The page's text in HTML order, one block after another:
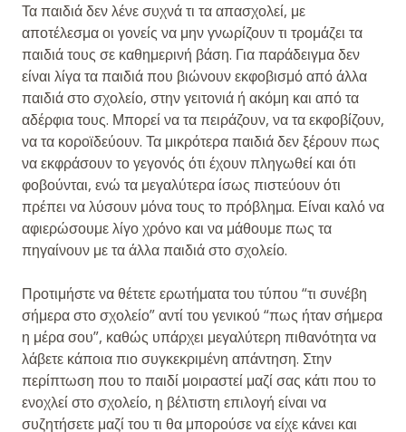
Τα παιδιά δεν λένε συχνά τι τα απασχολεί, με
αποτέλεσμα οι γονείς να μην γνωρίζουν τι τρομάζει τα
παιδιά τους σε καθημερινή βάση. Για παράδειγμα δεν
είναι λίγα τα παιδιά που βιώνουν εκφοβισμό από άλλα
παιδιά στο σχολείο, στην γειτονιά ή ακόμη και από τα
αδέρφια τους. Μπορεί να τα πειράζουν, να τα εκφοβίζουν,
να τα κοροϊδεύουν. Τα μικρότερα παιδιά δεν ξέρουν πως
να εκφράσουν το γεγονός ότι έχουν πληγωθεί και ότι
φοβούνται, ενώ τα μεγαλύτερα ίσως πιστεύουν ότι
πρέπει να λύσουν μόνα τους το πρόβλημα. Είναι καλό να
αφιερώσουμε λίγο χρόνο και να μάθουμε πως τα
πηγαίνουν με τα άλλα παιδιά στο σχολείο.
Προτιμήστε να θέτετε ερωτήματα του τύπου “τι συνέβη
σήμερα στο σχολείο” αντί του γενικού “πως ήταν σήμερα
η μέρα σου”, καθώς υπάρχει μεγαλύτερη πιθανότητα να
λάβετε κάποια πιο συγκεκριμένη απάντηση. Στην
περίπτωση που το παιδί μοιραστεί μαζί σας κάτι που το
ενοχλεί στο σχολείο, η βέλτιστη επιλογή είναι να
συζητήσετε μαζί του τι θα μπορούσε να είχε κάνει και